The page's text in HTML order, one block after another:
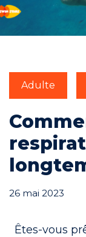
Adulte
26 mai 2023
Êtes-vous